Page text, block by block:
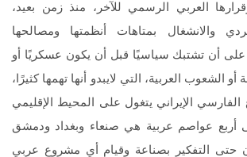
العربي الرسمي للآخر، منذ زمن بعيد،
والانشغال بمتاهات أنظمتها ومصالحها
على أن تشتبك سياسيًا قبل أن يكون عسكريًا أو
أو الشعوب العربية، التي لايبدو أنها تهمها كثيرًا،
الإيراني يتغول على المحيط الإقليمي
أربع عواصم عربية هي صنعاء وبغداد ودمشق
حتى التفكير بصناعة وقيام أي مشروع عربي